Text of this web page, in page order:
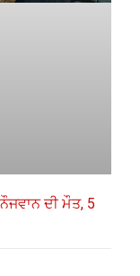
ਦੀ ਮੌਤ, 5